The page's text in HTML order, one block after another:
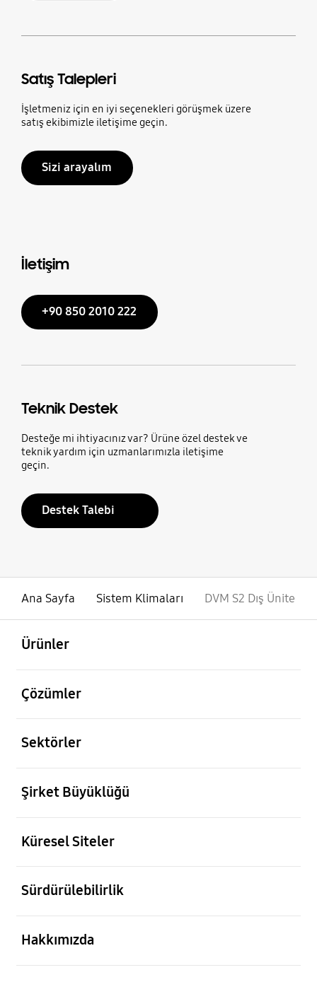
Satış Talepleri
İşletmeniz için en iyi seçenekleri görüşmek üzere
satış ekibimizle iletişime geçin.
Sizi arayalım
İletişim
+90 850 2010 222
Teknik Destek
Desteğe mi ihtiyacınız var? Ürüne özel destek ve
teknik yardım için uzmanlarımızla iletişime
geçin.
Destek Talebi
Ana Sayfa Sistem Klimaları DVM S2 Dış Ünite
Ürünler
Çözümler
Sektörler
Şirket Büyüklüğü
Küresel Siteler
Sürdürülebilirlik
Hakkımızda